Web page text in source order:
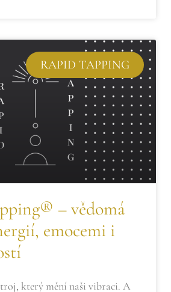
RAPID TAPPING
– vědomá
emocemi i
který mění naši vibraci. A